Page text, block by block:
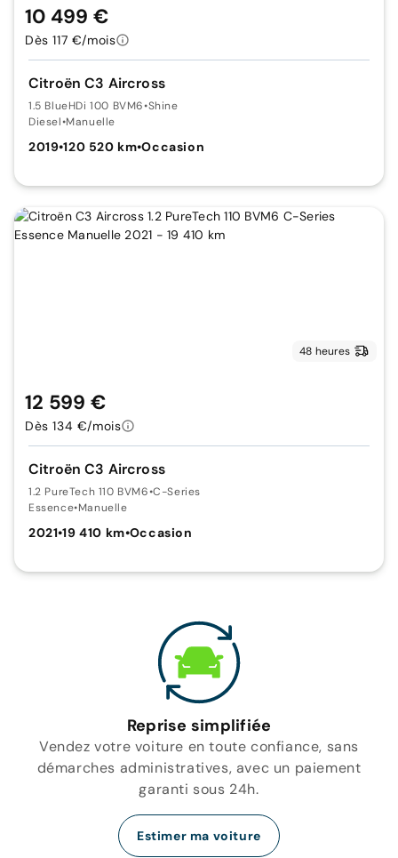
Citroën C3 Aircross
1.5 BlueHDi 100 BVM6•Shine
Diesel•Manuelle
2019•120 520 km•Occasion
10 499 €
Dès 117 €/mois
48 heures
Citroën C3 Aircross
1.2 PureTech 110 BVM6•C-Series
Essence•Manuelle
2021•19 410 km•Occasion
12 599 €
Dès 134 €/mois
Reprise simplifiée
Vendez votre voiture en toute confiance, sans
démarches administratives, avec un paiement
garanti sous 24h.
Estimer ma voiture